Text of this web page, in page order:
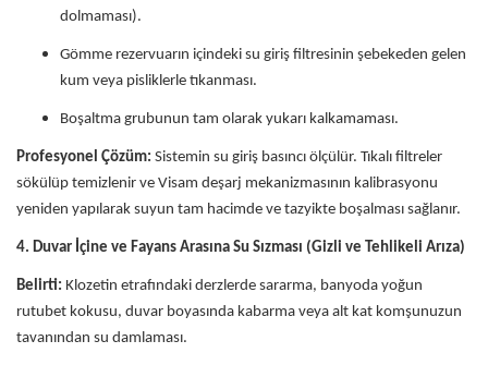
dolmaması).
Gömme rezervuarın içindeki su giriş filtresinin şebekeden gelen
kum veya pisliklerle tıkanması.
Boşaltma grubunun tam olarak yukarı kalkamaması.
Profesyonel Çözüm: Sistemin su giriş basıncı ölçülür. Tıkalı filtreler
sökülüp temizlenir ve Visam deşarj mekanizmasının kalibrasyonu
yeniden yapılarak suyun tam hacimde ve tazyikte boşalması sağlanır.
4. Duvar İçine ve Fayans Arasına Su Sızması (Gizli ve Tehlikeli Arıza)
Belirti: Klozetin etrafındaki derzlerde sararma, banyoda yoğun
rutubet kokusu, duvar boyasında kabarma veya alt kat komşunuzun
tavanından su damlaması.